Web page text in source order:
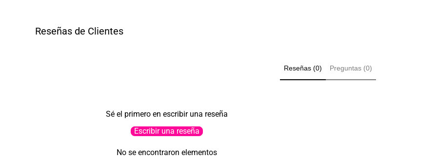
Reseñas de Clientes
Reseñas (0) Preguntas (0)
Sé el primero en escribir una reseña
Escribir una reseña
No se encontraron elementos